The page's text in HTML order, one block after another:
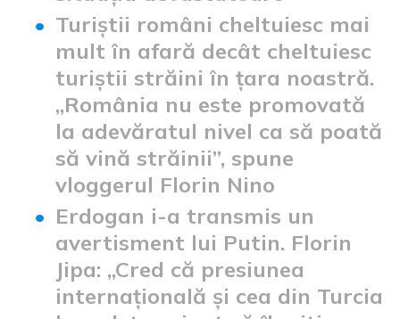
Turiștii români cheltuiesc mai
mult în afară decât cheltuiesc
turiștii străini în țara noastră.
,,România nu este promovată
la adevăratul nivel ca să poată
să vină străinii”, spune
vloggerul Florin Nino
Erdogan i-a transmis un
avertisment lui Putin. Florin
Jipa: „Cred că presiunea
internațională și cea din Turcia